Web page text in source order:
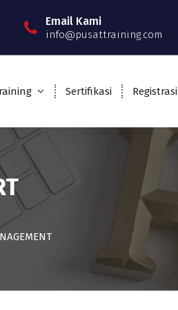
Email Kami
info@pusattraining.com
Sertifikasi Registrasi